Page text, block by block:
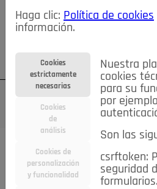
TABLÓN DE ANUNCIOS MIS
NOSOTROS
Su cuenta Regístrese
TODAS Deporte
Haga clic: Política de cookies
información.
Cookies
estrictamente
necesarias
Cookies
de
análisis
Cookies de
personalización
y funcionalidad
Nuestra
cookies
para su
por
Son las
csrftoken:
seguridad
formularios.